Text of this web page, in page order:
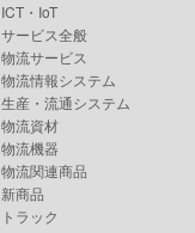
ICT・IoT
サービス全般
物流サービス
物流情報システム
生産・流通システム
物流資材
物流機器
物流関連商品
新商品
トラック